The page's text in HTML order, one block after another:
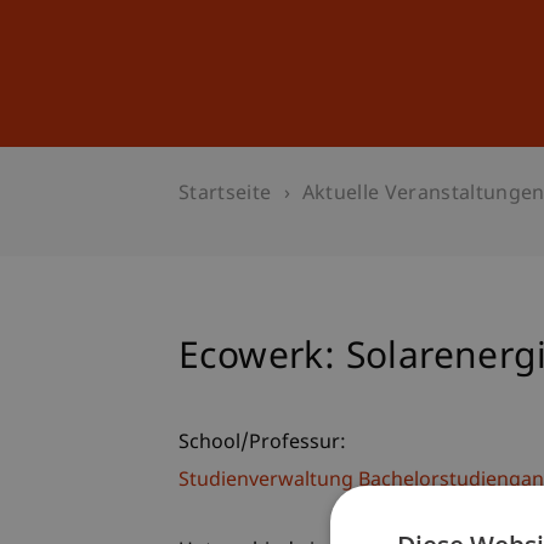
Startseite Aktuelle Veranstaltungen
Ecowerk:
School/Professur:
Studienverwaltung